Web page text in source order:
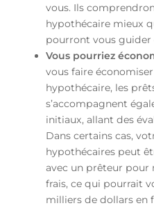
vous. Ils
hypothécaire mieux
pourront vous guider
Vous pourriez
vous faire
hypothécaire, les
s’accompagnent
initiaux, allant des
Dans certains cas,
hypothécaires peut
avec un prêteur pour
frais, ce qui pourrait
milliers de dollars en